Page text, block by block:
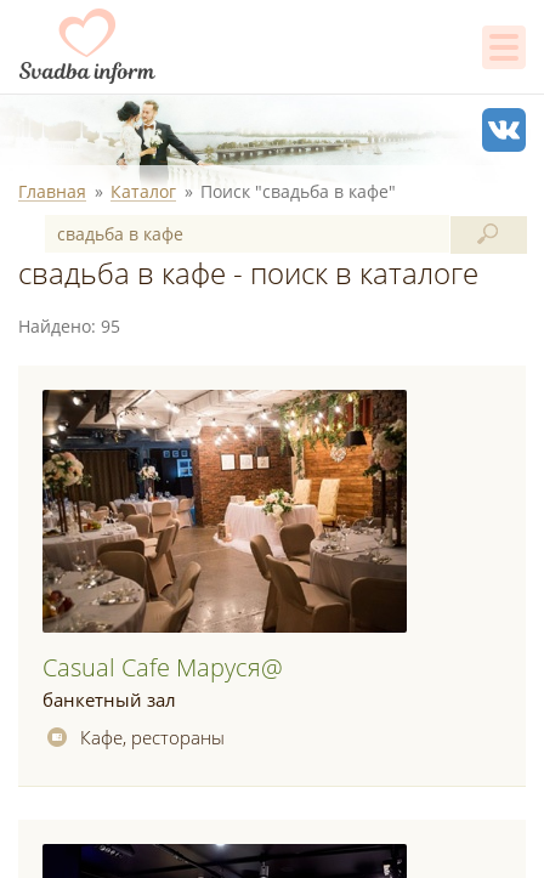
Главная Каталог Поиск "свадьба в кафе"
свадьба в кафе - поиск в каталоге
Найдено: 95
Casual Cafe Маруся@
банкетный зал
Кафе, рестораны